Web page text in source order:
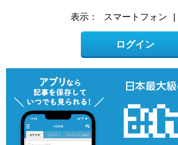
表示： スマートフォン |
ログイン